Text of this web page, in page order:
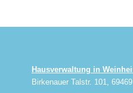
Hausverwaltung in
Birkenauer Talstr. 101,